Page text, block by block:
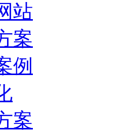
站
案
例
案